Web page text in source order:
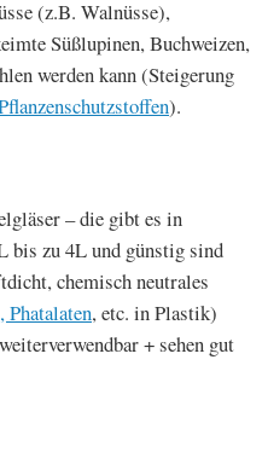
(z.B. Walnüsse),
Süßlupinen, Buchweizen,
werden kann (Steigerung
).
– die gibt es in
bis zu 4L und günstig sind
chemisch neutrales
Phatalaten, etc. in Plastik)
+ sehen gut